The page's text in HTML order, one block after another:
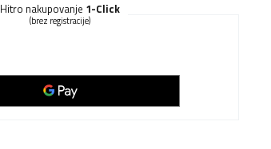
Hitro nakupovanje 1-Click
(brez registracije)